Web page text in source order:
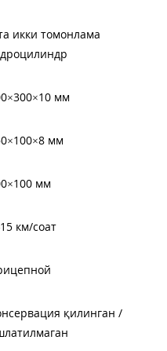
икки томонлама
мм
мм
мм
км/соат
қилинган /